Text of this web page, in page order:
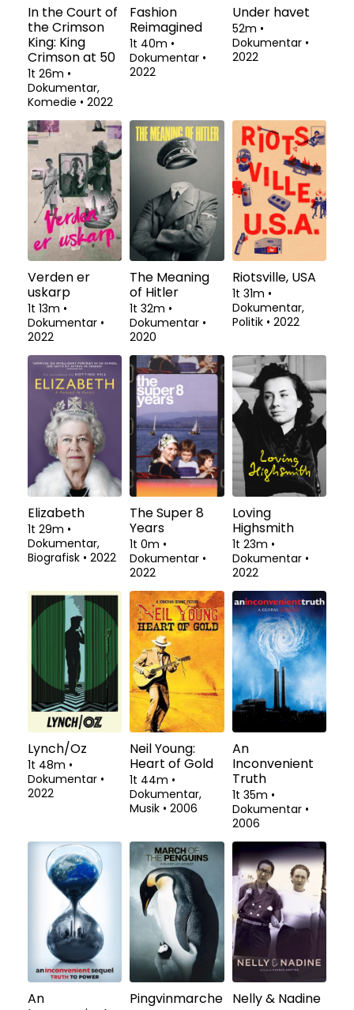
In the Court of
the Crimson
King: King
Crimson at 50
1t 26m •
Dokumentar,
Komedie • 2022
Fashion
Reimagined
1t 40m •
Dokumentar •
2022
Under havet
52m •
Dokumentar •
2022
Verden er
uskarp
1t 13m •
Dokumentar •
2022
The Meaning
of Hitler
1t 32m •
Dokumentar •
2020
Riotsville, USA
1t 31m •
Dokumentar,
Politik • 2022
Elizabeth
1t 29m •
Dokumentar,
Biografisk • 2022
The Super 8
Years
1t 0m •
Dokumentar •
2022
Loving
Highsmith
1t 23m •
Dokumentar •
2022
Lynch/Oz
1t 48m •
Dokumentar •
2022
Neil Young:
Heart of Gold
1t 44m •
Dokumentar,
Musik • 2006
An
Inconvenient
Truth
1t 35m •
Dokumentar •
2006
An
Pingvinmarche Nelly & Nadine